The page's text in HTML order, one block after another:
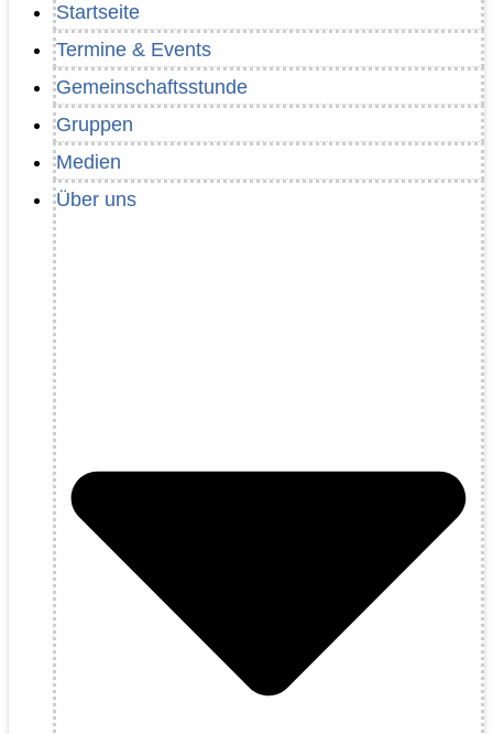
Startseite
Termine & Events
Gemeinschaftsstunde
Gruppen
Medien
Über uns